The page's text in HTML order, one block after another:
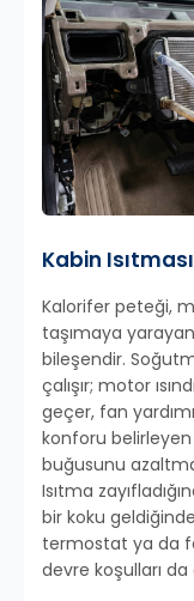
Kabin
Kalorifer peteği,
taşımaya
bileşendir.
çalışır; motor
geçer, fan
konforu
buğusunu
Isıtma
bir koku
termostat ya da
devre koşulları